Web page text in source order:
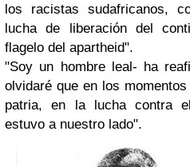
los racistas sudafricanos,
lucha de liberación del
flagelo del apartheid".
"Soy un hombre leal- ha
olvidaré que en los
patria, en la lucha contra
estuvo a nuestro lado".